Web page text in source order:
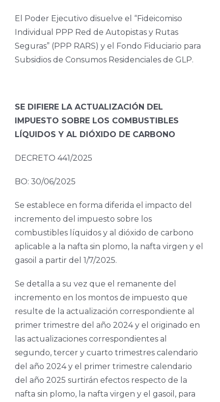
El Poder Ejecutivo disuelve el “Fideicomiso
Individual PPP Red de Autopistas y Rutas
Seguras” (PPP RARS) y el Fondo Fiduciario para
Subsidios de Consumos Residenciales de GLP.
SE DIFIERE LA ACTUALIZACIÓN DEL
IMPUESTO SOBRE LOS COMBUSTIBLES
LÍQUIDOS Y AL DIÓXIDO DE CARBONO
DECRETO 441/2025
BO: 30/06/2025
Se establece en forma diferida el impacto del
incremento del impuesto sobre los
combustibles líquidos y al dióxido de carbono
aplicable a la nafta sin plomo, la nafta virgen y el
gasoil a partir del 1/7/2025.
Se detalla a su vez que el remanente del
incremento en los montos de impuesto que
resulte de la actualización correspondiente al
primer trimestre del año 2024 y el originado en
las actualizaciones correspondientes al
segundo, tercer y cuarto trimestres calendario
del año 2024 y el primer trimestre calendario
del año 2025 surtirán efectos respecto de la
nafta sin plomo, la nafta virgen y el gasoil, para